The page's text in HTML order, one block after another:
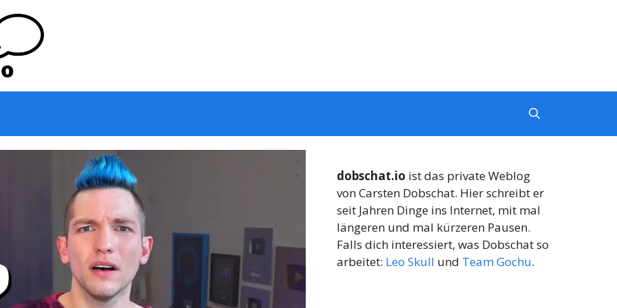
dobschat.io ist das private Weblog
von Carsten Dobschat. Hier schreibt er
seit Jahren Dinge ins Internet, mit mal
längeren und mal kürzeren Pausen.
Falls dich interessiert, was Dobschat so
arbeitet: Leo Skull und Team Gochu.